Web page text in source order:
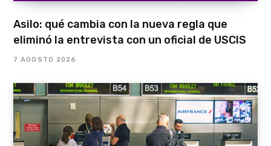
Asilo: qué cambia con la nueva regla que
eliminó la entrevista con un oficial de USCIS
7 AGOSTO 2026